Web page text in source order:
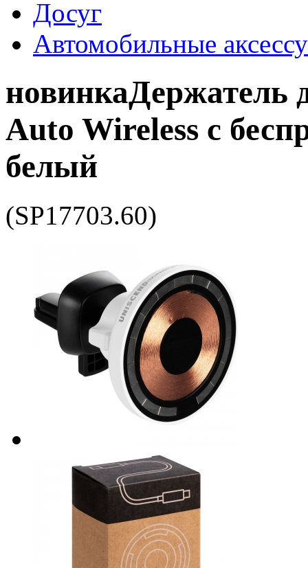
Досуг
Автомобильные
новинкаДержатель
Auto Wireless с
белый
(SP17703.60)